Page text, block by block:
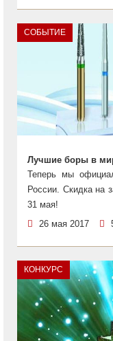
СОБЫТИЕ
Лучшие боры в
Теперь мы
России. Скидка на
31 мая!
26 мая 2017
КОНКУРС